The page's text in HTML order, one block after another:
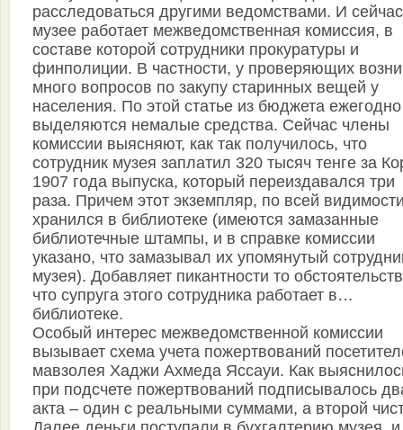
расследоваться другими ведомствами. И
музее работает межведомственная комиссия, в
составе которой сотрудники прокуратуры и
финполиции. В частности, у проверяющих
много вопросов по закупу старинных вещей у
населения. По этой статье из бюджета ежегодно
выделяются немалые средства. Сейчас члены
комиссии выясняют, как так получилось, что
сотрудник музея заплатил 320 тысяч тенге за
1907 года выпуска, который переиздавался три
раза. Причем этот экземпляр, по всей
хранился в библиотеке (имеются замазанные
библиотечные штампы, и в справке комиссии
указано, что замазывал их упомянутый
музея). Добавляет пикантности то
что супруга этого сотрудника работает в…
библиотеке.
Особый интерес межведомственной комиссии
вызывает схема учета пожертвований
мавзолея Хаджи Ахмеда Яссауи. Как
при подсчете пожертвований подписывалось
акта – один с реальными суммами, а второй